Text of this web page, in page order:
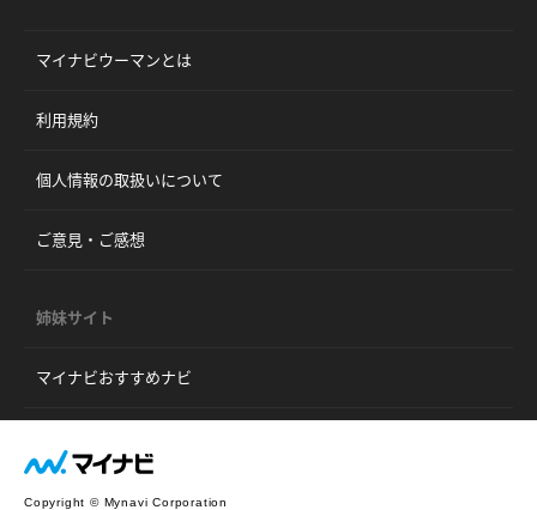
マイナビウーマンとは
利用規約
個人情報の取扱いについて
ご意見・ご感想
姉妹サイト
マイナビおすすめナビ
Copyright © Mynavi Corporation